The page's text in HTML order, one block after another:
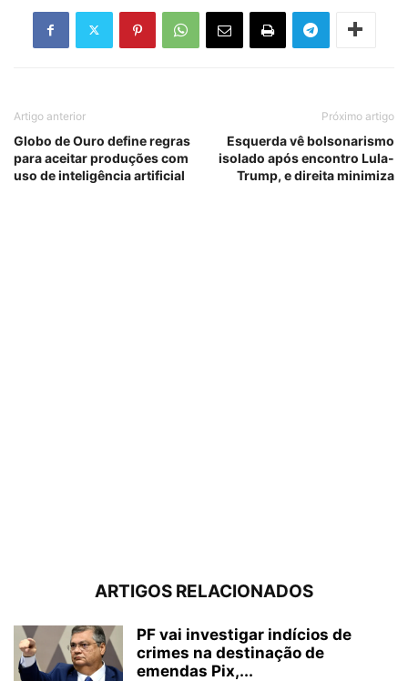
Artigo anterior
Globo de Ouro define regras
para aceitar produções com
uso de inteligência artificial
Próximo artigo
Esquerda vê bolsonarismo
isolado após encontro Lula-
Trump, e direita minimiza
ARTIGOS RELACIONADOS
PF vai investigar indícios de
crimes na destinação de
emendas Pix,...